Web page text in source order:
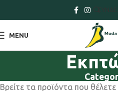
MENU
Βρείτε τα προϊόντα που